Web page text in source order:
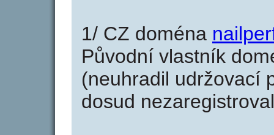
1/ CZ doména
Původní vlastník
(neuhradil udržovací
dosud